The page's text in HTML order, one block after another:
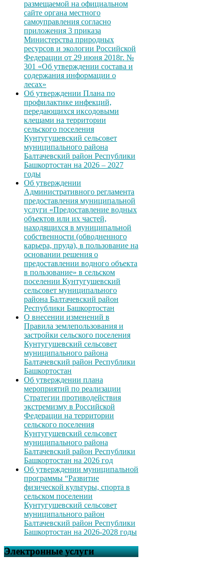
размещаемой на официальном
сайте органа местного
самоуправления согласно
приложения 3 приказа
Министерства природных
ресурсов и экологии Российской
Федерации от 29 июня 2018г. №
301 «Об утверждении состава и
содержания информации о
лесах»
Об утверждении Плана по
профилактике инфекций,
передающихся иксодовыми
клещами на территории
сельского поселения
Кунтугушевский сельсовет
муниципального района
Балтачевский район Республики
Башкортостан на 2026 – 2027
годы
Об утверждении
Административного регламента
предоставления муниципальной
услуги «Предоставление водных
объектов или их частей,
находящихся в муниципальной
собственности (обводненного
карьера, пруда), в пользование на
основании решения о
предоставлении водного объекта
в пользование» в сельском
поселении Кунтугушевский
сельсовет муниципального
района Балтачевский район
Республики Башкортостан
О внесении изменений в
Правила землепользования и
застройки сельского поселения
Кунтугушевский сельсовет
муниципального района
Балтачевский район Республики
Башкортостан
Об утверждении плана
мероприятий по реализации
Стратегии противодействия
экстремизму в Российской
Федерации на территории
сельского поселения
Кунтугушевский сельсовет
муниципального района
Балтачевский район Республики
Башкортостан на 2026 год
Об утверждении муниципальной
программы “Развитие
физической культуры, спорта в
сельском поселении
Кунтугушевский сельсовет
муниципального район
Балтачевский район Республики
Башкортостан на 2026-2028 годы
Электронные услуги